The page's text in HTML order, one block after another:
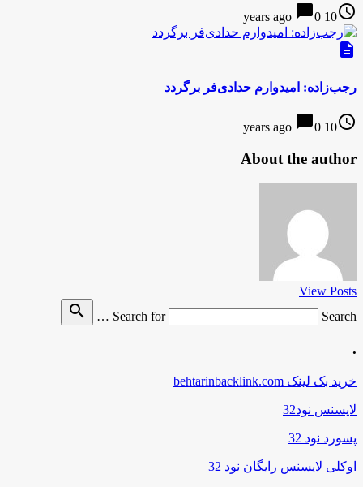
access_time
10 years ago
chat_bubble0
description
رجب‌زاده: امیدوارم حدادی‌فر برگردد
access_time
10 years ago
chat_bubble0
About the author
View Posts
Search for
Search …
search
.
خرید بک لینک behtarinbacklink.com
لایسنس نود32
پسورد نود 32
اوکلی لایسنس رایگان نود 32